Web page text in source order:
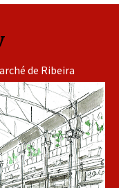
de Ribeira